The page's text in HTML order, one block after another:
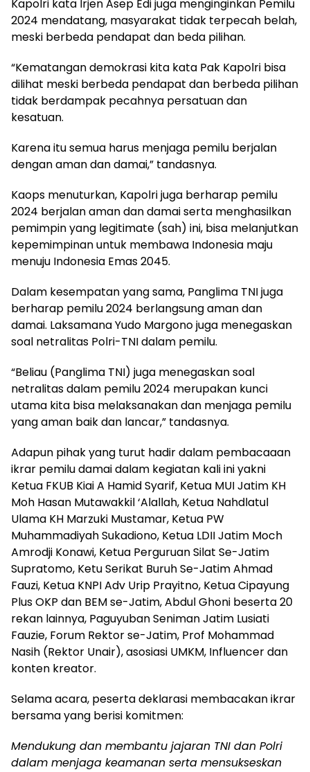
Kapolri kata Irjen Asep Edi juga menginginkan Pemilu
2024 mendatang, masyarakat tidak terpecah belah,
meski berbeda pendapat dan beda pilihan.
“Kematangan demokrasi kita kata Pak Kapolri bisa
dilihat meski berbeda pendapat dan berbeda pilihan
tidak berdampak pecahnya persatuan dan
kesatuan.
Karena itu semua harus menjaga pemilu berjalan
dengan aman dan damai,” tandasnya.
Kaops menuturkan, Kapolri juga berharap pemilu
2024 berjalan aman dan damai serta menghasilkan
pemimpin yang legitimate (sah) ini, bisa melanjutkan
kepemimpinan untuk membawa Indonesia maju
menuju Indonesia Emas 2045.
Dalam kesempatan yang sama, Panglima TNI juga
berharap pemilu 2024 berlangsung aman dan
damai. Laksamana Yudo Margono juga menegaskan
soal netralitas Polri-TNI dalam pemilu.
“Beliau (Panglima TNI) juga menegaskan soal
netralitas dalam pemilu 2024 merupakan kunci
utama kita bisa melaksanakan dan menjaga pemilu
yang aman baik dan lancar,” tandasnya.
Adapun pihak yang turut hadir dalam pembacaaan
ikrar pemilu damai dalam kegiatan kali ini yakni
Ketua FKUB Kiai A Hamid Syarif, Ketua MUI Jatim KH
Moh Hasan Mutawakkil ‘Alallah, Ketua Nahdlatul
Ulama KH Marzuki Mustamar, Ketua PW
Muhammadiyah Sukadiono, Ketua LDII Jatim Moch
Amrodji Konawi, Ketua Perguruan Silat Se-Jatim
Supratomo, Ketu Serikat Buruh Se-Jatim Ahmad
Fauzi, Ketua KNPI Adv Urip Prayitno, Ketua Cipayung
Plus OKP dan BEM se-Jatim, Abdul Ghoni beserta 20
rekan lainnya, Paguyuban Seniman Jatim Lusiati
Fauzie, Forum Rektor se-Jatim, Prof Mohammad
Nasih (Rektor Unair), asosiasi UMKM, Influencer dan
konten kreator.
Selama acara, peserta deklarasi membacakan ikrar
bersama yang berisi komitmen:
Mendukung dan membantu jajaran TNI dan Polri
dalam menjaga keamanan serta mensukseskan